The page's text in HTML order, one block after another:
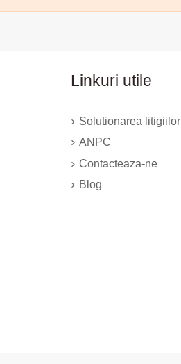
Linkuri utile
Solutionarea litigiilor
ANPC
Contacteaza-ne
Blog